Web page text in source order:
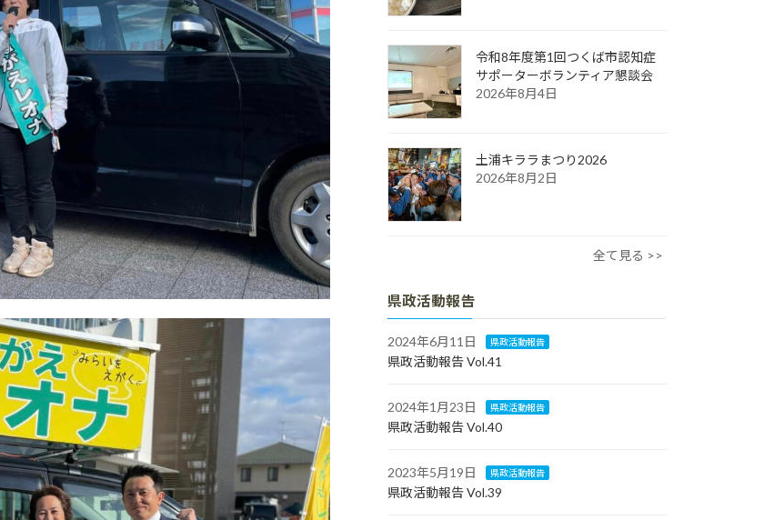
令和8年度第1回つくば市認知症
サポーターボランティア懇談会
2026年8月4日
土浦キララまつり2026
2026年8月2日
全て見る >>
県政活動報告
2024年6月11日 県政活動報告
県政活動報告 Vol.41
2024年1月23日 県政活動報告
県政活動報告 Vol.40
2023年5月19日 県政活動報告
県政活動報告 Vol.39